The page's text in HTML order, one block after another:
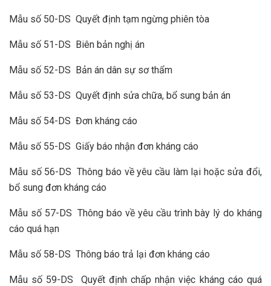
Mẫu số 50-DS Quyết định tạm ngừng phiên tòa
Mẫu số 51-DS Biên bản nghị án
Mẫu số 52-DS Bản án dân sự sơ thẩm
Mẫu số 53-DS Quyết định sửa chữa, bổ sung bản án
Mẫu số 54-DS Đơn kháng cáo
Mẫu số 55-DS Giấy báo nhận đơn kháng cáo
Mẫu số 56-DS Thông báo về yêu cầu làm lại hoặc sửa đổi,
bổ sung đơn kháng cáo
Mẫu số 57-DS Thông báo về yêu cầu trình bày lý do kháng
cáo quá hạn
Mẫu số 58-DS Thông báo trả lại đơn kháng cáo
Mẫu số 59-DS Quyết định chấp nhận việc kháng cáo quá